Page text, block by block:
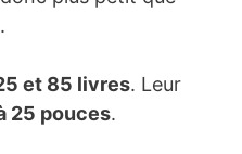
et 85 livres. Leur
25 pouces.